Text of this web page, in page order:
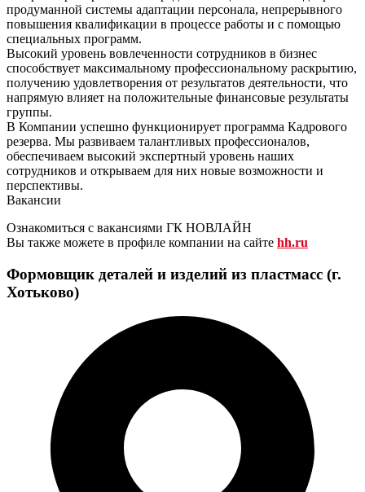
продуманной системы адаптации персонала, непрерывного
повышения квалификации в процессе работы и с помощью
специальных программ.
Высокий уровень вовлеченности сотрудников в бизнес
способствует максимальному профессиональному раскрытию,
получению удовлетворения от результатов деятельности, что
напрямую влияет на положительные финансовые результаты
группы.
В Компании успешно функционирует программа Кадрового
резерва. Мы развиваем талантливых профессионалов,
обеспечиваем высокий экспертный уровень наших
сотрудников и открываем для них новые возможности и
перспективы.
Вакансии
Ознакомиться с вакансиями ГК НОВЛАЙН
Вы также можете в профиле компании на сайте hh.ru
Формовщик деталей и изделий из пластмасс (г.
Хотьково)